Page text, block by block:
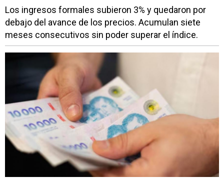
Los ingresos formales subieron 3% y quedaron por
debajo del avance de los precios. Acumulan siete
meses consecutivos sin poder superar el índice.